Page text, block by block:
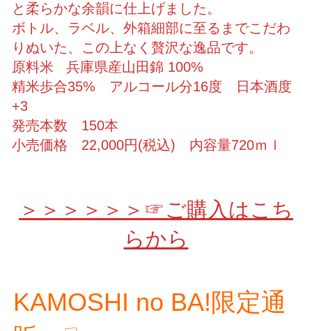
と柔らかな余韻に仕上げました。
ボトル、ラベル、外箱細部に至るまでこだわ
りぬいた、この上なく贅沢な逸品です。
原料米 兵庫県産山田錦 100%
精米歩合35% アルコール分16度 日本酒度
+3
発売本数 150本
小売価格 22,000円(税込) 内容量720ｍｌ
＞＞＞＞＞＞☞ご購入はこち
らから
KAMOSHI no BA!限定通